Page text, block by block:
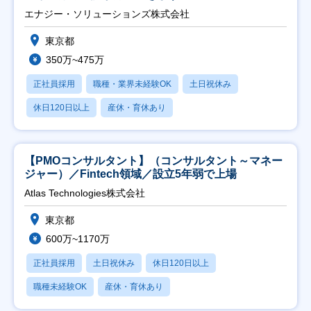
エナジー・ソリューションズ株式会社
東京都
350万~475万
正社員採用 職種・業界未経験OK 土日祝休み
休日120日以上 産休・育休あり
【PMOコンサルタント】（コンサルタント～マネー
ジャー）／Fintech領域／設立5年弱で上場
Atlas Technologies株式会社
東京都
600万~1170万
正社員採用 土日祝休み 休日120日以上
職種未経験OK 産休・育休あり